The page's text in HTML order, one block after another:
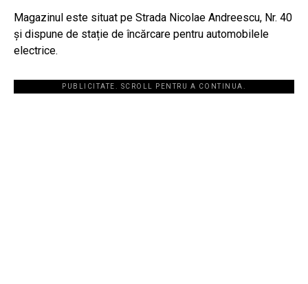
Magazinul este situat pe Strada Nicolae Andreescu, Nr. 40
și dispune de stație de încărcare pentru automobilele
electrice.
PUBLICITATE. SCROLL PENTRU A CONTINUA.